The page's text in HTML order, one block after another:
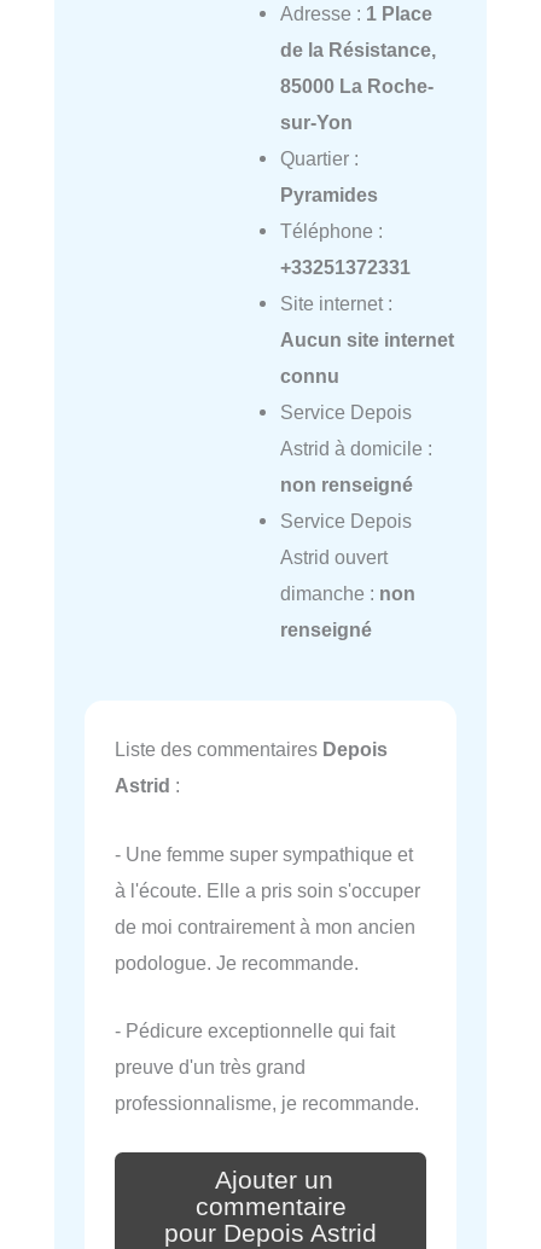
Adresse : 1 Place
de la Résistance,
85000 La Roche-
sur-Yon
Quartier :
Pyramides
Téléphone :
+33251372331
Site internet :
Aucun site internet
connu
Service Depois
Astrid à domicile :
non renseigné
Service Depois
Astrid ouvert
dimanche : non
renseigné
Liste des commentaires Depois
Astrid :
- Une femme super sympathique et
à l'écoute. Elle a pris soin s'occuper
de moi contrairement à mon ancien
podologue. Je recommande.
- Pédicure exceptionnelle qui fait
preuve d'un très grand
professionnalisme, je recommande.
Ajouter un
commentaire
pour Depois Astrid